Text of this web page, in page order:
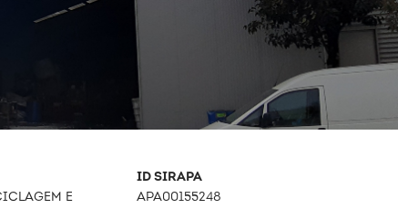
E
ID SIRAPA
APA00155248